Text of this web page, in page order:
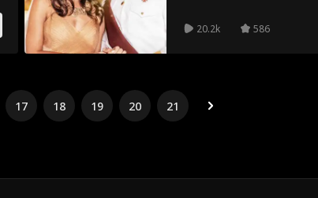
20.2k 586
17 18 19 20 21